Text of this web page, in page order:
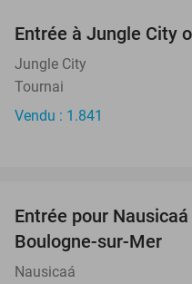
Entrée à Jungle City
Jungle City
Tournai
Vendu : 1.841
Entrée pour
Boulogne-sur-Mer
Nausicaá